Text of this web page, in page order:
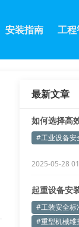
安装指南 工
最新文章
如何选择高
#工业设备安
2025-05-28
起重设备安
#工装安全标
#重型机械维